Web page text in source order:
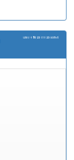
แสดง 1 ถึง 23 จาก 23 ผลลัพธ์